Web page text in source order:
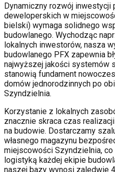
Dynamiczny rozwój inwestycji
deweloperskich w
bielski) wymaga solidnego
budowlanego. Wychodząc
lokalnych inwestorów, nasza
budowlanego PFX zapewnia
najwyższej jakości systemów
stanowią fundament
domów jednorodzinnych po
Szyndzielnia.
Korzystanie z lokalnych
znacznie skraca czas
na budowie. Dostarczamy
własnego magazynu
miejscowości Szyndzielnia,
logistyką każdej ekipie
naszej bazy wynosi zaledwie